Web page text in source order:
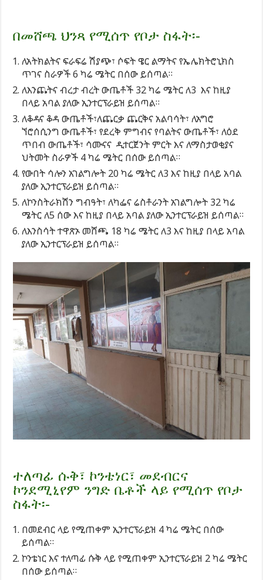
በመሸጫ ህንጻ የሚሰጥ የቦታ ስፋት፡-
ለአትክልትና ፍራፍሬ ሽያጭ፣ ሶፍት ዌር ልማትና የኤሌክትሮኒክስ
ጥገና ስራዎች 6 ካሬ ሜትር በሰው ይሰጣል።
ለእንጨትና ብረታ ብረት ውጤቶች 32 ካሬ ሜትር ለ3 እና ከዚያ
በላይ አባል ያለው ኢንተርፕራይዝ ይሰጣል።
ለቆዳና ቆዳ ውጤቶች፣ለጨርቃ ጨርቅና አልባሳት፣ ለአግሮ
ኘሮሰሲንግ ውጤቶች፣ የደረቅ ምግብና የባልትና ውጤቶች፣ ለዕደ
ጥበብ ውጤቶች፣ ሳሙናና ዲተርጀንት ምርት እና ለማስታወቂያና
ህትመት ስራዎች 4 ካሬ ሜትር በሰው ይሰጣል።
የውበት ሳሎን አገልግሎት 20 ካሬ ሜትር ለ3 እና ከዚያ በላይ አባል
ያለው ኢንተርፕራይዝ ይሰጣል።
ለኮንስትራክሽን ግብዓት፣ ለካፌና ሬስቶራንት አገልግሎት 32 ካሬ
ሜትር ለ5 ሰው እና ከዚያ በላይ አባል ያለው ኢንተርፕራይዝ ይሰጣል።
ለእንስሳት ተዋጽኦ መሸጫ 18 ካሬ ሜትር ለ3 እና ከዚያ በላይ አባል
ያለው ኢንተርፕራይዝ ይሰጣል።
ተለጣፊ ሱቅ፣ ኮንቴነር፣ መደብርና
ኮንደሚኒየም ንግድ ቤቶች ላይ የሚሰጥ የቦታ
ስፋት፡-
በመደብር ላይ የሚጠቀም ኢንተርፕራይዝ 4 ካሬ ሜትር በሰው
ይሰጣል።
ኮንቴነር እና ተለጣፊ ሱቅ ላይ የሚጠቀም ኢንተርፕራይዝ 2 ካሬ ሜትር
በሰው ይሰጣል።